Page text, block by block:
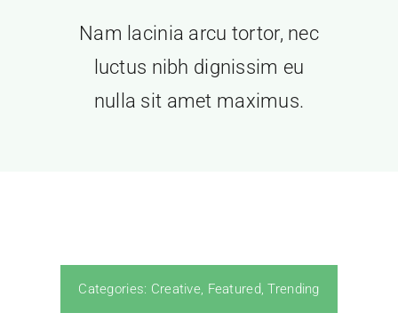
Nam lacinia arcu tortor, nec
luctus nibh dignissim eu
nulla sit amet maximus.
Categories: Creative, Featured,Trending